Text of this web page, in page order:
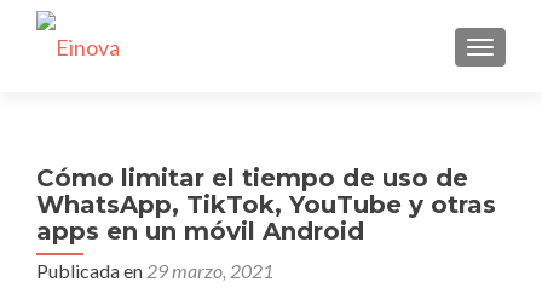
Cómo limitar el tiempo de uso de
WhatsApp, TikTok, YouTube y otras
apps en un móvil Android
Publicada en 29 marzo, 2021